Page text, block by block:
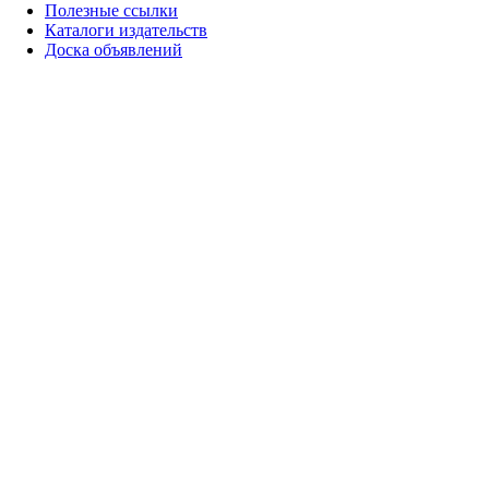
Полезные ссылки
Каталоги издательств
Доска объявлений